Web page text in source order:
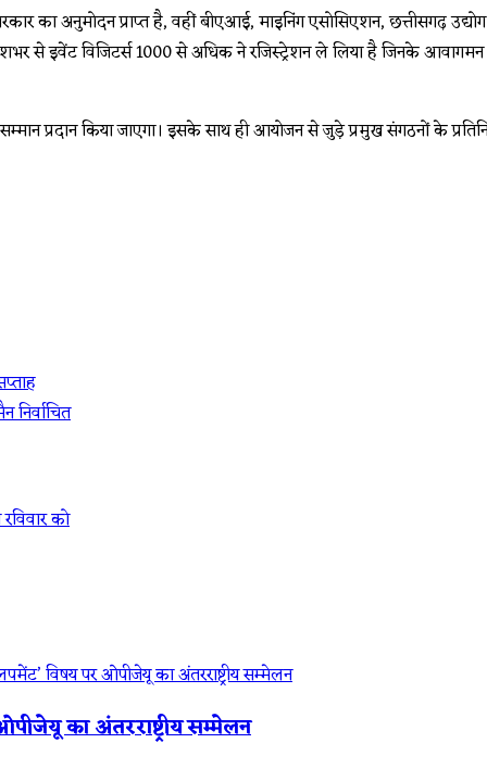
का अनुमोदन प्राप्त है, वहीं बीएआई, माइनिंग एसोसिएशन, छत्तीसगढ़
से इवेंट विजिटर्स 1000 से अधिक ने रजिस्ट्रेशन ले लिया है जिनके
प्रदान किया जाएगा। इसके साथ ही आयोजन से जुड़े प्रमुख संगठनों के
का अंतरराष्ट्रीय सम्मेलन